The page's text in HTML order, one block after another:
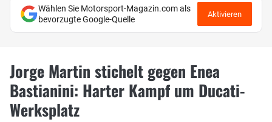
Wählen Sie Motorsport-Magazin.com als
bevorzugte Google-Quelle
Aktivieren
Jorge Martin stichelt gegen Enea
Bastianini: Harter Kampf um Ducati-
Werksplatz